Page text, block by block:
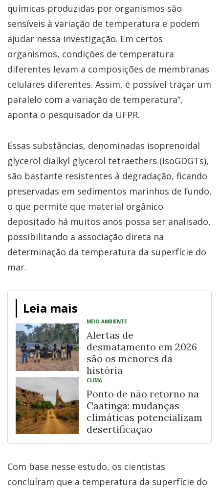
químicas produzidas por organismos são
sensíveis à variação de temperatura e podem
ajudar nessa investigação. Em certos
organismos, condições de temperatura
diferentes levam a composições de membranas
celulares diferentes. Assim, é possível traçar um
paralelo com a variação de temperatura”,
aponta o pesquisador da UFPR.
Essas substâncias, denominadas isoprenoidal
glycerol dialkyl glycerol tetraethers (isoGDGTs),
são bastante resistentes à degradação, ficando
preservadas em sedimentos marinhos de fundo,
o que permite que material orgânico
depositado há muitos anos possa ser analisado,
possibilitando a associação direta na
determinação da temperatura da superfície do
mar.
Leia mais
MEIO AMBIENTE
Alertas de
desmatamento em 2026
são os menores da
história
CLIMA
Ponto de não retorno na
Caatinga: mudanças
climáticas potencializam
desertificação
Com base nesse estudo, os cientistas
concluíram que a temperatura da superfície do